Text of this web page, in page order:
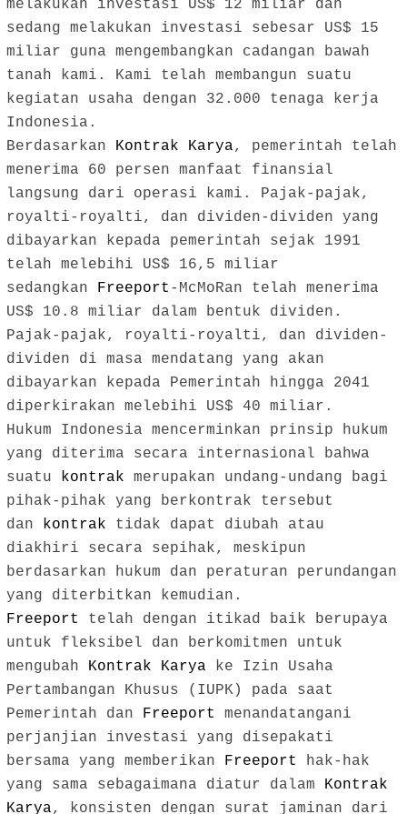
melakukan investasi US$ 12 miliar dan
sedang melakukan investasi sebesar US$ 15
miliar guna mengembangkan cadangan bawah
tanah kami. Kami telah membangun suatu
kegiatan usaha dengan 32.000 tenaga kerja
Indonesia.
Berdasarkan
Kontrak Karya, pemerintah telah
menerima 60 persen manfaat finansial
langsung dari operasi kami. Pajak-pajak,
royalti-royalti, dan dividen-dividen yang
dibayarkan kepada pemerintah sejak 1991
telah melebihi US$ 16,5 miliar
sedangkan
Freeport -McMoRan telah menerima
US$ 10.8 miliar dalam bentuk dividen.
Pajak-pajak, royalti-royalti, dan dividen-
dividen di masa mendatang yang akan
dibayarkan kepada Pemerintah hingga 2041
diperkirakan melebihi US$ 40 miliar.
Hukum Indonesia mencerminkan prinsip hukum
yang diterima secara internasional bahwa
suatu
kontrak
merupakan undang-undang bagi
pihak-pihak yang berkontrak tersebut
dan
kontrak
tidak dapat diubah atau
diakhiri secara sepihak, meskipun
berdasarkan hukum dan peraturan perundangan
yang diterbitkan kemudian.
Freeport
telah dengan itikad baik berupaya
untuk fleksibel dan berkomitmen untuk
mengubah
Kontrak Karya
ke Izin Usaha
Pertambangan Khusus (IUPK) pada saat
Pemerintah dan
Freeport
menandatangani
perjanjian investasi yang disepakati
bersama yang memberikan
Freeport
hak-hak
yang sama sebagaimana diatur dalam
Kontrak
Karya, konsisten dengan surat jaminan dari